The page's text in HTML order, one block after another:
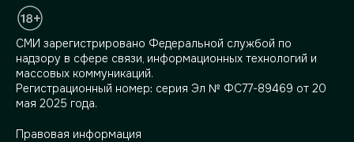
СМИ зарегистрировано Федеральной службой по
надзору в сфере связи, информационных технологий и
массовых коммуникаций.
Регистрационный номер: серия Эл № ФС77-89469 от 20
мая 2025 года.
Правовая информация